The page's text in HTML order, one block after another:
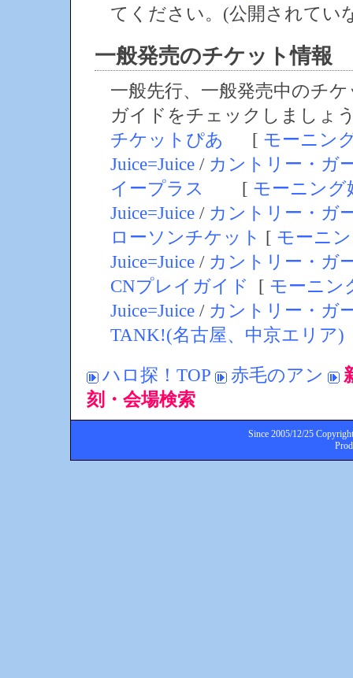
てください。(公開されてい
一般発売のチケット情報
一般先行、一般発売中のチ
ガイドをチェックしましょ
チケットぴあ
[ モーニン
Juice=Juice / カントリー・ガ
イープラス
[ モーニング
Juice=Juice / カントリー・ガ
ローソンチケット [ モーニ
Juice=Juice / カントリー・ガ
CNプレイガイド
[ モーニン
Juice=Juice / カントリー・ガ
TANK!(名古屋、中京エリア)
ハロ探！TOP
赤毛のアン
刻・会場検索
Since 2005/12/25